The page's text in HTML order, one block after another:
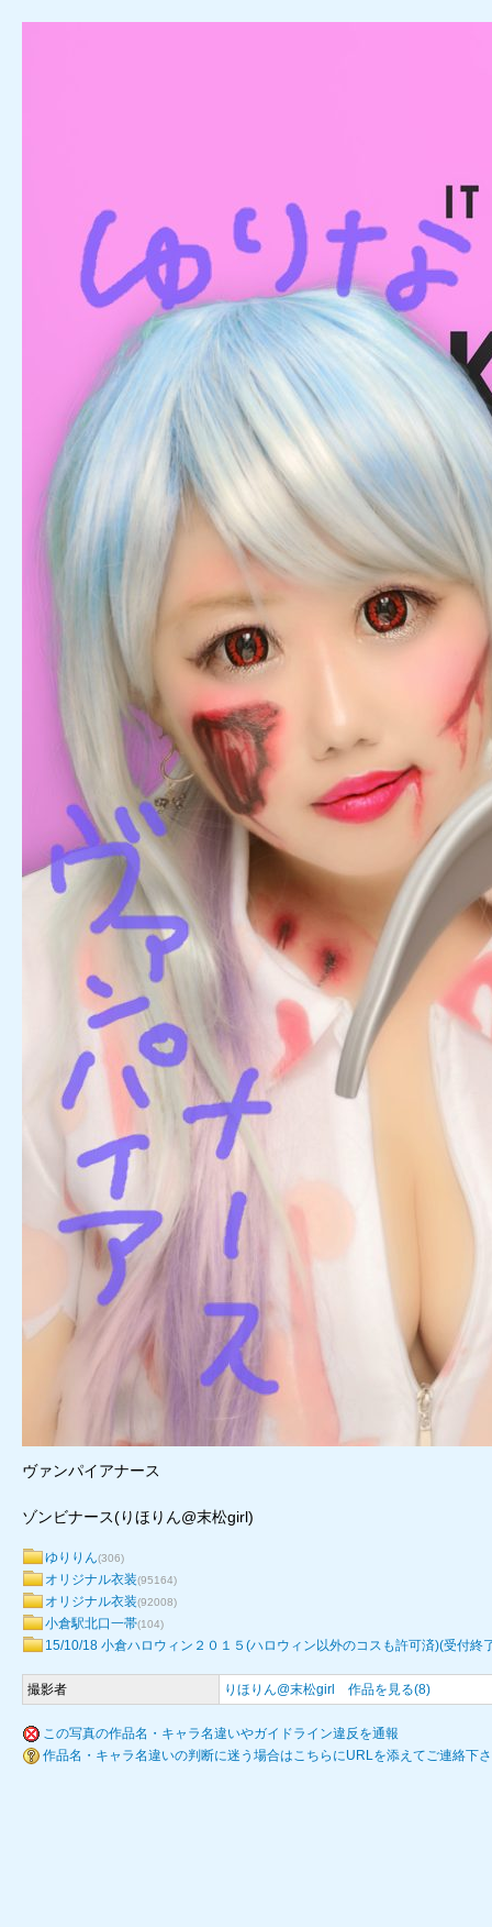
ヴァンパイアナース
ゾンビナース(りほりん@末松girl)
ゆりりん(306)
オリジナル衣装(95164)
オリジナル衣装(92008)
小倉駅北口一帯(104)
15/10/18 小倉ハロウィン２０１５(ハロウィン以外のコスも許可済)(受付終
撮影者 りほりん@末松girl 作品を見る(8)
この写真の作品名・キャラ名違いやガイドライン違反を通報
作品名・キャラ名違いの判断に迷う場合はこちらにURLを添えてご連絡下